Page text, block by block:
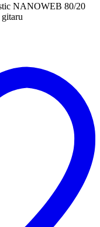
NANOWEB 80/20